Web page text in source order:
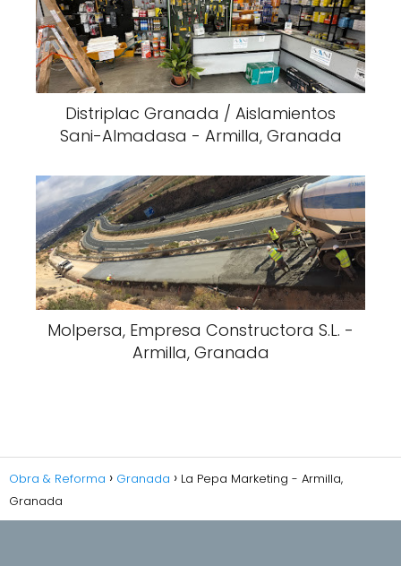
Distriplac Granada / Aislamientos
Sani-Almadasa - Armilla, Granada
Molpersa, Empresa Constructora S.L. -
Armilla, Granada
Obra & Reforma Granada
La Pepa Marketing - Armilla,
Granada